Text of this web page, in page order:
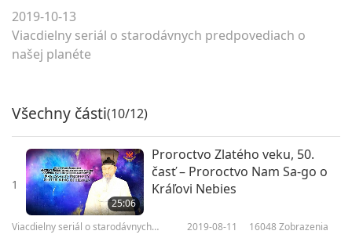
2019-10-13
Viacdielny seriál o starodávnych predpovediach o
našej planéte
Všechny části(10/12)
1
25:06
Proroctvo Zlatého veku, 50.
časť – Proroctvo Nam Sa-go o
Kráľovi Nebies
Viacdielny seriál o starodávnych
2019-08-11 16048 Zobrazenia